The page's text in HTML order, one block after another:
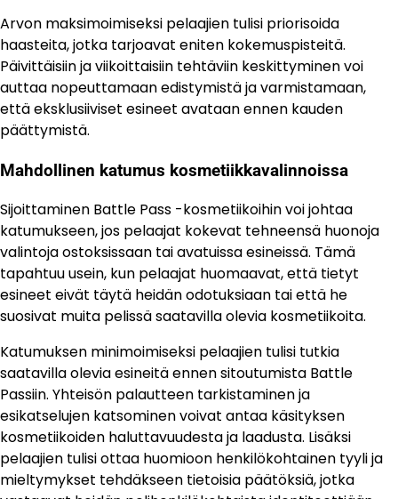
Arvon maksimoimiseksi pelaajien tulisi priorisoida
haasteita, jotka tarjoavat eniten kokemuspisteitä.
Päivittäisiin ja viikoittaisiin tehtäviin keskittyminen voi
auttaa nopeuttamaan edistymistä ja varmistamaan,
että eksklusiiviset esineet avataan ennen kauden
päättymistä.
Mahdollinen katumus kosmetiikkavalinnoissa
Sijoittaminen Battle Pass -kosmetiikoihin voi johtaa
katumukseen, jos pelaajat kokevat tehneensä huonoja
valintoja ostoksissaan tai avatuissa esineissä. Tämä
tapahtuu usein, kun pelaajat huomaavat, että tietyt
esineet eivät täytä heidän odotuksiaan tai että he
suosivat muita pelissä saatavilla olevia kosmetiikoita.
Katumuksen minimoimiseksi pelaajien tulisi tutkia
saatavilla olevia esineitä ennen sitoutumista Battle
Passiin. Yhteisön palautteen tarkistaminen ja
esikatselujen katsominen voivat antaa käsityksen
kosmetiikoiden haluttavuudesta ja laadusta. Lisäksi
pelaajien tulisi ottaa huomioon henkilökohtainen tyyli ja
mieltymykset tehdäkseen tietoisia päätöksiä, jotka